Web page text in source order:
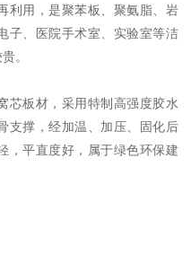
利用，是聚苯板、聚氨脂、岩
子、医院手术室、实验室等洁
。
芯板材，采用特制高强度胶水
支撑，经加温、加压、固化后
，平直度好，属于绿色环保建